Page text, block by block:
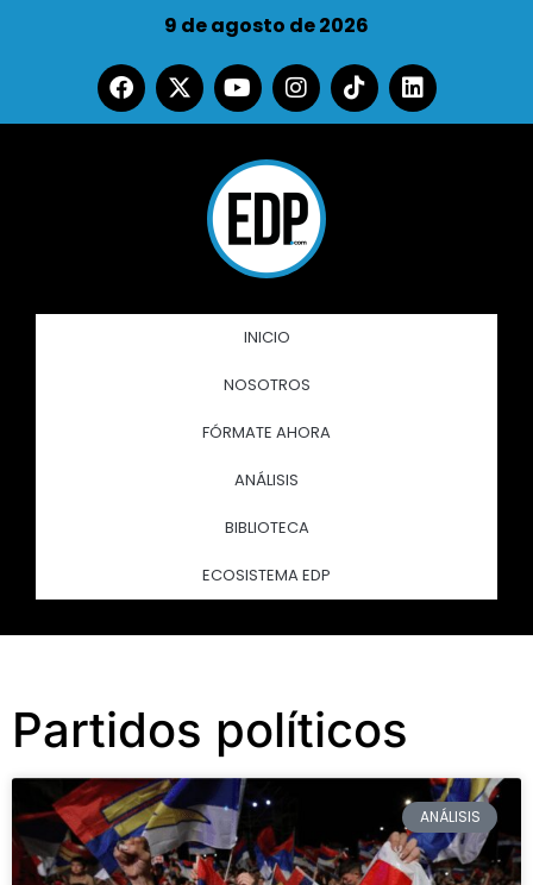
9 de agosto de 2026
INICIO
NOSOTROS
FÓRMATE AHORA
ANÁLISIS
BIBLIOTECA
ECOSISTEMA EDP
Partidos políticos
ANÁLISIS